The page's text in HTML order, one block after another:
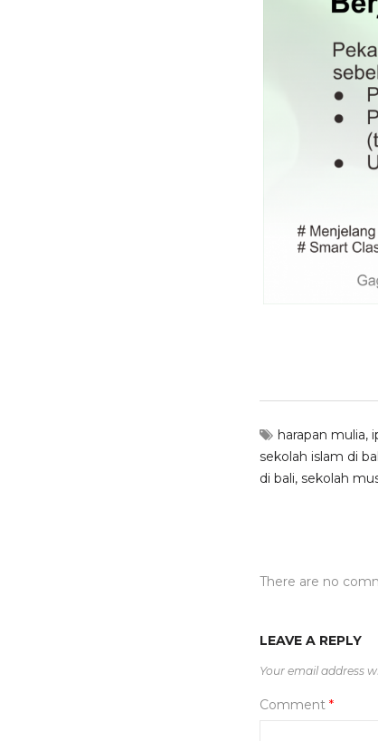
harapan mulia
sekolah islam di
di bali
sekolah
There are no
LEAVE A REPLY
Your email address
Comment *